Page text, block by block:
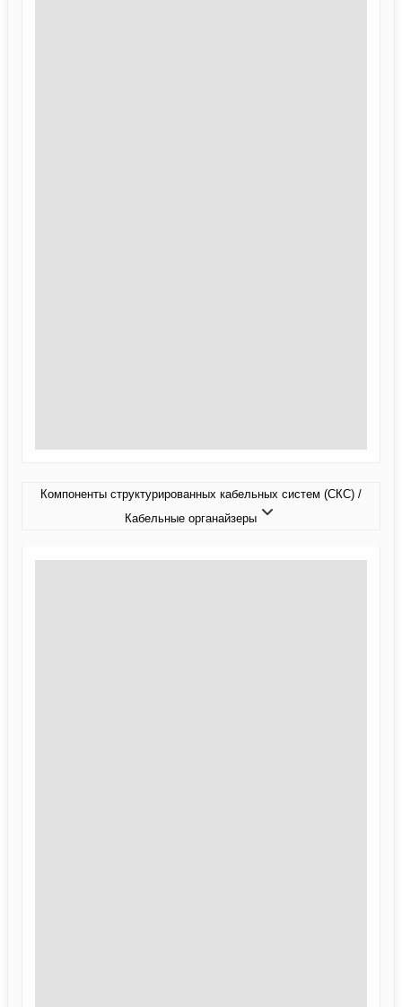
Компоненты структурированных кабельных систем (СКС) /
Кабельные органайзеры